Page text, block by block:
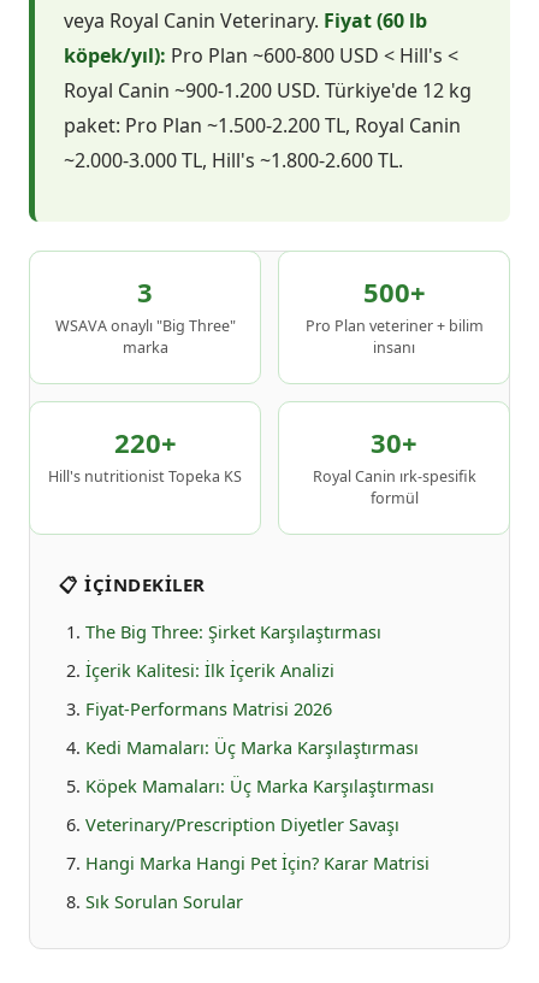
veya Royal Canin Veterinary. Fiyat (60 lb
köpek/yıl): Pro Plan ~600-800 USD < Hill's <
Royal Canin ~900-1.200 USD. Türkiye'de 12 kg
paket: Pro Plan ~1.500-2.200 TL, Royal Canin
~2.000-3.000 TL, Hill's ~1.800-2.600 TL.
3
WSAVA onaylı "Big Three"
marka
500+
Pro Plan veteriner + bilim
insanı
220+
Hill's nutritionist Topeka KS
30+
Royal Canin ırk-spesifik
formül
📋 İÇINDEKILER
The Big Three: Şirket Karşılaştırması
İçerik Kalitesi: İlk İçerik Analizi
Fiyat-Performans Matrisi 2026
Kedi Mamaları: Üç Marka Karşılaştırması
Köpek Mamaları: Üç Marka Karşılaştırması
Veterinary/Prescription Diyetler Savaşı
Hangi Marka Hangi Pet İçin? Karar Matrisi
Sık Sorulan Sorular